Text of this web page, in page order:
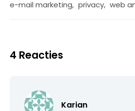
e-mail marketing, privacy, web
4 Reacties
Karian